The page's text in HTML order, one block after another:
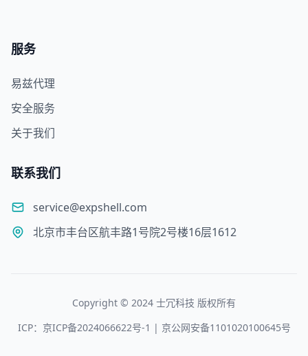
服务
易兹代理
安全服务
关于我们
联系我们
service@expshell.com
北京市丰台区航丰路1号院2号楼16层1612
Copyright © 2024 士冗科技 版权所有
ICP：京ICP备2024066622号-1 | 京公网安备1101020100645号